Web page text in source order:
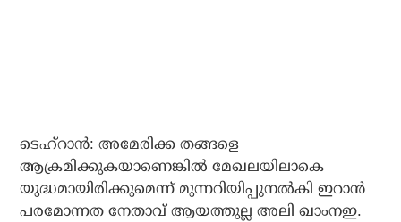
ടെഹ്‌റാൻ: അമേരിക്ക തങ്ങളെ
ആക്രമിക്കുകയാണെങ്കിൽ മേഖലയിലാകെ
യുദ്ധമായിരിക്കുമെന്ന് മുന്നറിയിപ്പുനൽകി ഇറാൻ
പരമോന്നത നേതാവ് ആയത്തുല്ല അലി ഖാംനഇ.